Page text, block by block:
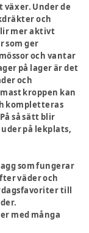
Under de
och
mer aktivt
som ger
och vantar
på lager är det
och
kroppen kan
kompletteras
så sätt blir
på lekplats,
som fungerar
väder och
till
med många